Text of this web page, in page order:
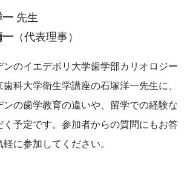
一 先生
一 （代表理事）
のイエデボリ大学歯学部カリオロジー
科大学衛生学講座の石塚洋一先生に、
ンの歯学教育の違いや、留学での経験な
く予定です。参加者からの質問にもお答
に参加してください。